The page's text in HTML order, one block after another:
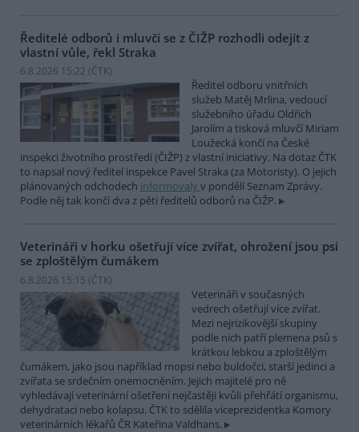
Ředitelé odborů i mluvčí se z ČIŽP rozhodli odejít z
vlastní vůle, řekl Straka
6.8.2026 15:22 (ČTK)
Ředitel odboru vnitřních
služeb Matěj Mrlina, vedoucí
služebního úřadu Oldřich
Jarolím a tisková mluvčí Miriam
Loužecká končí na České
inspekci životního prostředí (ČIŽP) z vlastní iniciativy. Na dotaz ČTK
to napsal nový ředitel inspekce Pavel Straka (za Motoristy). O jejich
plánovaných odchodech informovaly v pondělí Seznam Zprávy.
Podle něj tak končí dva z pěti ředitelů odborů na ČIŽP.
Veterináři v horku ošetřují více zvířat, ohrožení jsou psi
se zploštělým čumákem
6.8.2026 15:15 (ČTK)
Veterináři v současných
vedrech ošetřují více zvířat.
Mezi nejrizikovější skupiny
podle nich patří plemena psů s
krátkou lebkou a zploštělým
čumákem, jako jsou například mopsi nebo buldočci, starší jedinci a
zvířata se srdečním onemocněním. Jejich majitelé pro ně
vyhledávají veterinární ošetření nejčastěji kvůli přehřátí organismu,
dehydrataci nebo kolapsu. ČTK to sdělila viceprezidentka Komory
veterinárních lékařů ČR Kateřina Valdhans.